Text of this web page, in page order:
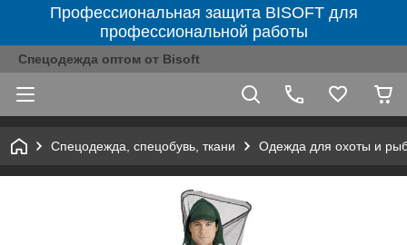
Профессиональная защита BISOFT для
профессиональной работы
Спецодежда оптом от Bisoft
Спецодежда, спецобувь, ткани Одежда для охоты и